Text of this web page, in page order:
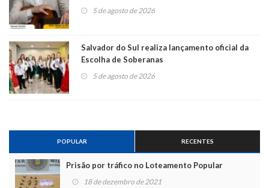
5 de agosto de 2026
Salvador do Sul realiza lançamento oficial da
Escolha de Soberanas
5 de agosto de 2026
POPULAR RECENTES
Prisão por tráfico no Loteamento Popular
18 de dezembro de 2021